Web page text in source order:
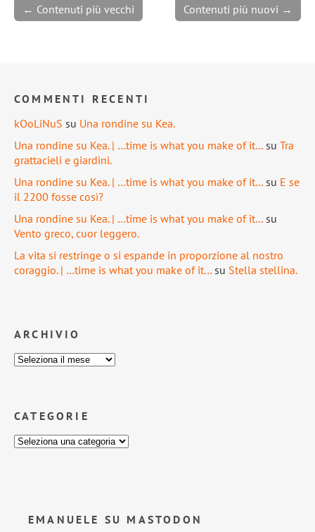
← Contenuti più vecchi Contenuti più nuovi →
COMMENTI RECENTI
kOoLiNuS su Una rondine su Kea.
Una rondine su Kea. | …time is what you make of it… su Tra
grattacieli e giardini.
Una rondine su Kea. | …time is what you make of it… su E se
il 2200 fosse così?
Una rondine su Kea. | …time is what you make of it… su
Vento greco, cuor leggero.
La vita si restringe o si espande in proporzione al nostro
coraggio. | …time is what you make of it… su Stella stellina.
ARCHIVIO
CATEGORIE
EMANUELE SU MASTODON